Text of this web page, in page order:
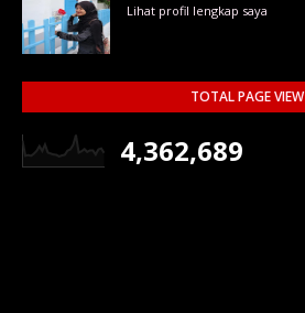
Lihat profil lengkap saya
TOTAL PAGE VIEW
4,362,689